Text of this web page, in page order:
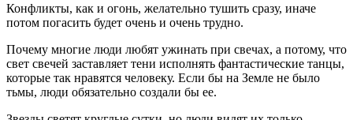
Конфликты, как и огонь, желательно тушить сразу, иначе
потом погасить будет очень и очень трудно.
Почему многие люди любят ужинать при свечах, а потому, что
свет свечей заставляет тени исполнять фантастические танцы,
которые так нравятся человеку. Если бы на Земле не было
тьмы, люди обязательно создали бы ее.